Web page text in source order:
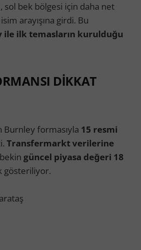
sol bek bölgesi için daha net
arayışına girdi. Bu
ile ilk temasların kurulduğu
DİKKAT
Burnley formasıyla 15 resmi
Transfermarkt verilerine
güncel piyasa değeri 18
gösteriliyor.